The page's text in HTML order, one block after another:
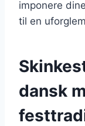
imponere
til en
dansk